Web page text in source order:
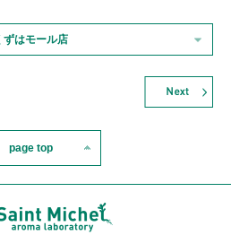
ずはモール店
page top